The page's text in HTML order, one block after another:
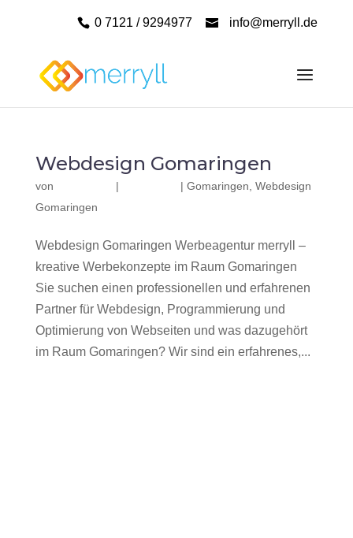
0 7121 / 9294977 info@merryll.de
Webdesign Gomaringen
von | | Gomaringen Webdesign
Gomaringen
Webdesign Gomaringen Werbeagentur merryll –
kreative Werbekonzepte im Raum Gomaringen
Sie suchen einen professionellen und erfahrenen
Partner für Webdesign, Programmierung und
Optimierung von Webseiten und was dazugehört
im Raum Gomaringen? Wir sind ein erfahrenes,...